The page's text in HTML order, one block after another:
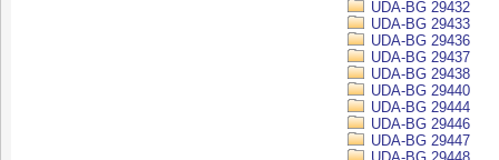
UDA-BG 29432
UDA-BG 29433
UDA-BG 29436
UDA-BG 29437
UDA-BG 29438
UDA-BG 29440
UDA-BG 29444
UDA-BG 29446
UDA-BG 29447